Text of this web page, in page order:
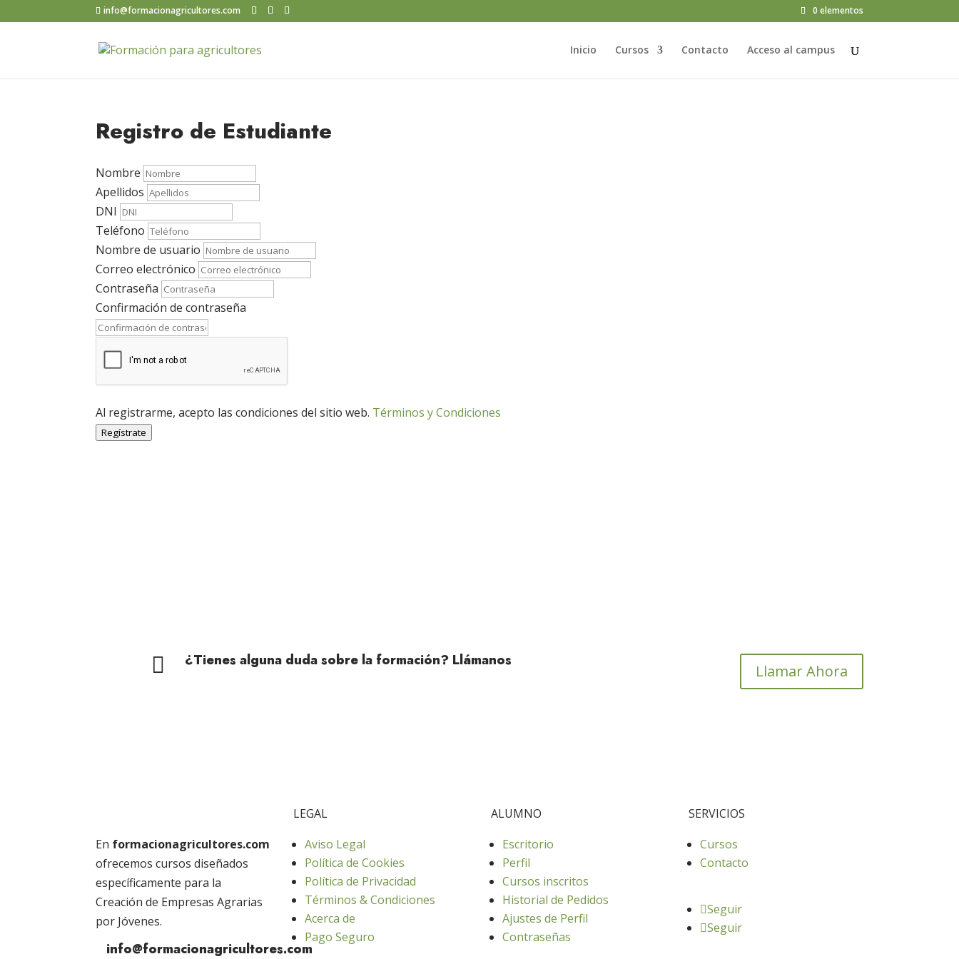
info@formacionagricultores.com 0 elementos
Inicio Cursos Contacto Acceso al campus
Registro de Estudiante
Nombre
Apellidos
DNI
Teléfono
Nombre de usuario
Correo electrónico
Contraseña
Confirmación de contraseña
Al registrarme, acepto las condiciones del sitio web. Términos y Condiciones
Regístrate
 ¿Tienes alguna duda sobre la formación? Llámanos
Llamar Ahora
En formacionagricultores.com
ofrecemos cursos diseñados
específicamente para la
Creación de Empresas Agrarias
por Jóvenes.
info@formacionagricultores.com
LEGAL
Aviso Legal
Política de Cookies
Política de Privacidad
Términos & Condiciones
Acerca de
Pago Seguro
ALUMNO
Escritorio
Perfil
Cursos inscritos
Historial de Pedidos
Ajustes de Perfil
Contraseñas
SERVICIOS
Cursos
Contacto
Seguir
Seguir